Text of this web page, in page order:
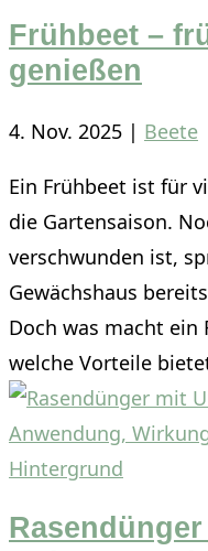
Frühbeet –
genießen
4. Nov. 2025 | Beete
Ein Frühbeet ist für
die Gartensaison.
verschwunden ist,
Gewächshaus
Doch was macht ein
welche Vorteile